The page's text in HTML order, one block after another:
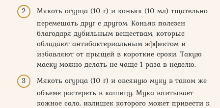
Мякоть огурца (10 г) и коньяк (10 мл) тщательно
перемешать друг с другом. Коньяк полезен
благодаря дубильным веществам, которые
обладают антибактериальным эффектом и
избавляют от прыщей в короткие сроки. Такую
маску можно делать не чаще 1 раза в неделю.
Мякоть огурца (10 г) и овсяную муку в таком же
объеме растереть в кашицу. Мука впитывает
кожное сало, излишек которого может привести к